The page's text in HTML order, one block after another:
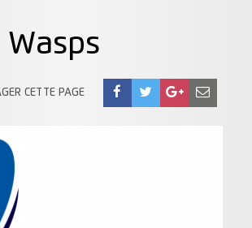
CETTE PAGE